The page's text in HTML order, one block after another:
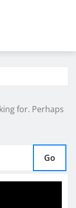
for. Perhaps
Go